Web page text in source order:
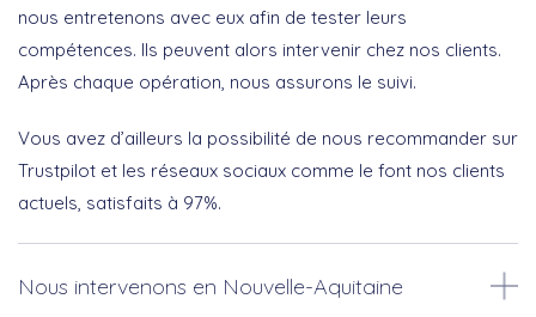
nous entretenons avec eux afin de tester leurs
compétences. Ils peuvent alors intervenir chez nos clients.
Après chaque opération, nous assurons le suivi.
Vous avez d’ailleurs la possibilité de nous recommander sur
Trustpilot et les réseaux sociaux comme le font nos clients
actuels, satisfaits à 97%.
Nous intervenons en Nouvelle-Aquitaine